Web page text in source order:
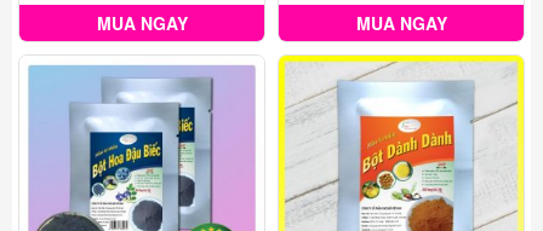
MUA NGAY MUA NGAY